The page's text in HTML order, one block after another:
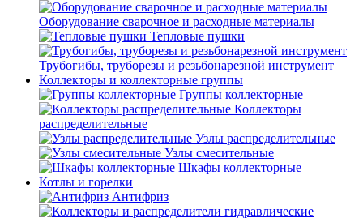
Оборудование сварочное и расходные материалы
Тепловые пушки
Трубогибы, труборезы и резьбонарезной инструмент
Коллекторы и коллекторные группы
Группы коллекторные
Коллекторы
распределительные
Узлы распределительные
Узлы смесительные
Шкафы коллекторные
Котлы и горелки
Антифриз